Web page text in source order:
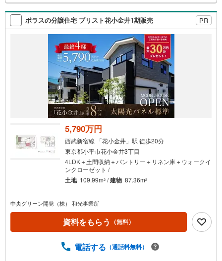
検
索
条
ペ
ー
に
ポラスの分譲住宅 ブリスト花小金井1期販売 PR
5,790万円
西武新宿線 「花小金井」駅 徒歩20分
東京都小平市花小金井3丁目
4LDK＋土間収納＋パントリー＋リネン庫＋ウォークイ
ンクローゼット /
土地 109.99m2 /建物 87.36m2
中央グリーン開発（株） 和光事業所
資料をもらう （無料）
電話する （通話料無料）